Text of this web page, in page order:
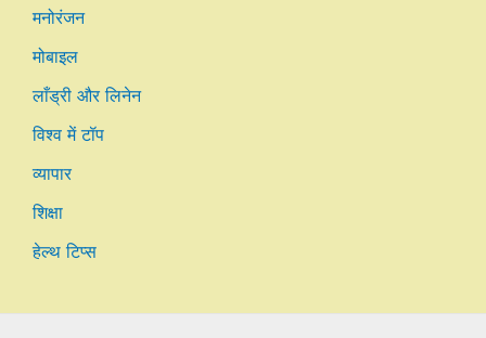
मनोरंजन
मोबाइल
लाँड्री और लिनेन
विश्व में टॉप
व्यापार
शिक्षा
हेल्थ टिप्स